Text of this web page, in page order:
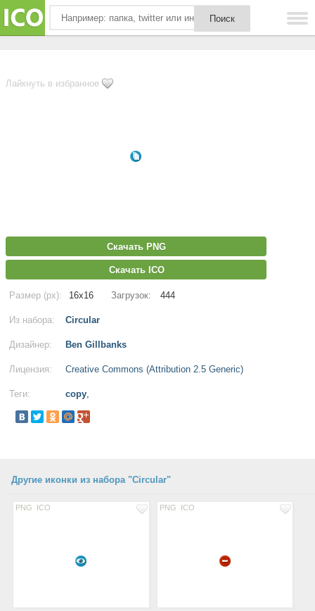
Лайкнуть в избранное
Скачать PNG
Скачать ICO
Размер (px): 16x16 Загрузок: 444
Из набора: Circular
Дизайнер: Ben Gillbanks
Лицензия: Creative Commons (Attribution 2.5 Generic)
Теги: copy,
Другие иконки из набора "Circular"
PNG ICO PNG ICO